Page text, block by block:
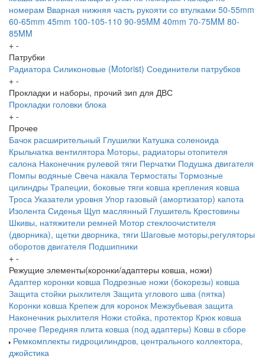
номерам Вварная нижняя часть рукояти со втулками 50-55mm
60-65mm 45mm 100-105-110 90-95MM 40mm 70-75MM 80-
85MM
+ -
Патрубки
Радиатора Силиконовые (Motorist) Соединители патрубков
+ -
Прокладки и наборы, прочий зип для ДВС
Прокладки головки блока
+ -
Прочее
Бачок расширительный Глушилки Катушка соленоида
Крыльчатка вентилятора Моторы, радиаторы отопителя
салона Наконечник рулевой тяги Перчатки Подушка двигателя
Помпы водяные Свеча накала Термостаты Тормозные
цилиндры Трапеции, боковые тяги ковша крепления ковша
Троса Указатели уровня Упор газовый (амортизатор) капота
Изолента Сиденья Щуп маслянный Глушитель Крестовины
Шкивы, натяжители ремней Мотор стеклоочистителя
(дворника), щетки дворника, тяги Шаговые моторы,регуляторы
оборотов двигателя Подшипники
+ -
Режущие элементы(коронки/адаптеры ковша, ножи)
Адаптер коронки ковша Подрезные ножи (бокорезы) ковша
Защита стойки рыхлителя Защита углового шва (пятка)
Коронки ковша Крепеж для коронок Межзубьевая защита
Наконечник рыхлителя Ножи стойка, протектор Крюк ковша
прочее Передняя плита ковша (под адаптеры) Ковш в сборе
Ремкомплекты гидроцилиндров, центрального коллектора,
джойстика